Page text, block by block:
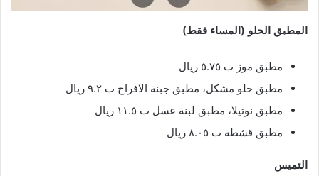
المطبق الحلو (المساء فقط)
مطبق موز ب ٥.٧٥ ريال
مطبق حلو مشكل، مطبق جبنة الافراح ب ٩.٢ ريال
مطبق نوتيلا، مطبق لبنة عسل ب ١١.٥ ريال
مطبق قشطة ب ٨.٠٥ ريال
التميس